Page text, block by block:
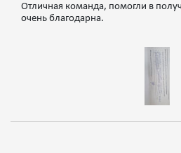
Отличная команда, помогли в
очень благодарна.